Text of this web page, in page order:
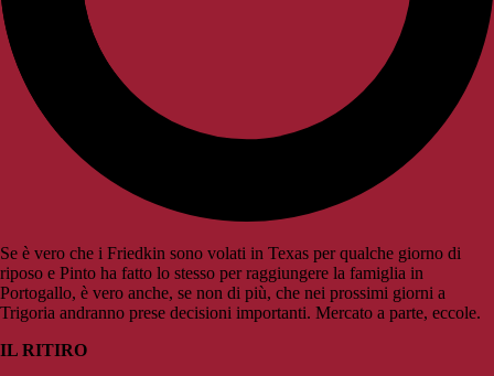
Se è vero che i Friedkin sono volati in Texas per qualche giorno di
riposo e Pinto ha fatto lo stesso per raggiungere la famiglia in
Portogallo, è vero anche, se non di più, che nei prossimi giorni a
Trigoria andranno prese decisioni importanti. Mercato a parte, eccole.
IL RITIRO